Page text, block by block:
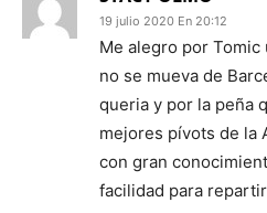
19 julio 2020 En 20:12
Me alegro por
no se mueva de
queria y por la peña
mejores pívots de la
con gran
facilidad para